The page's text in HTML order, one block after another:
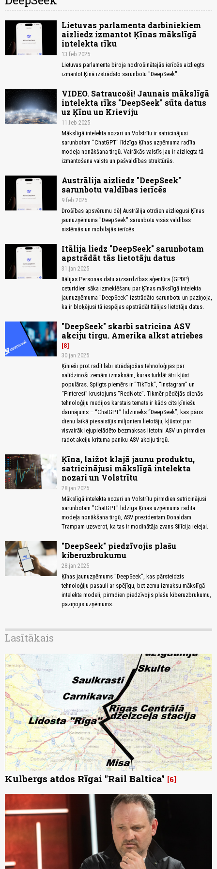
Lietuvas parlamenta darbiniekiem
aizliedz izmantot Ķīnas mākslīgā
intelekta rīku
13.feb 2025
Lietuvas parlamenta biroja nodrošinātajās ierīcēs aizliegts
izmantot Ķīnā izstrādāto sarunbotu "DeepSeek".
VIDEO. Satraucoši! Jaunais mākslīgā
intelekta rīks "DeepSeek" sūta datus
uz Ķīnu un Krieviju
11.feb 2025
Mākslīgā intelekta nozari un Volstrītu ir satricinājusi
sarunbotam "ChatGPT" līdzīga Ķīnas uzņēmuma radīta
modeļa nonākšana tirgū. Vairākās valstīs jau ir aizliegta tā
izmantošana valsts un pašvaldības struktūrās.
Austrālija aizliedz "DeepSeek"
sarunbotu valdības ierīcēs
9.feb 2025
Drošības apsvērumu dēļ Austrālija otrdien aizliegusi Ķīnas
jaunuzņēmuma "DeepSeek" sarunbotu visās valdības
sistēmās un mobilajās ierīcēs.
Itālija liedz "DeepSeek" sarunbotam
apstrādāt tās lietotāju datus
31.jan 2025
Itālijas Personas datu aizsardzības aģentūra (GPDP)
ceturtdien sāka izmeklēšanu par Ķīnas mākslīgā intelekta
jaunuzņēmuma "DeepSeek" izstrādāto sarunbotu un paziņoja,
ka ir bloķējusi tā iespējas apstrādāt Itālijas lietotāju datus.
"DeepSeek" skarbi satricina ASV
akciju tirgu. Amerika alkst atriebes
8
30.jan 2025
Ķīnieši prot radīt labi strādājošas tehnoloģijas par
salīdzinoši zemām izmaksām, kuras turklāt ātri kļūst
populāras. Spilgts piemērs ir “TikTok”, “Instagram” un
“Pinterest” krustojums “RedNote”. Tikmēr pēdējās dienās
tehnoloģiju medijos karstais temats ir kāds cits ķīniešu
darinājums – “ChatGPT” līdzinieks “DeepSeek”, kas pāris
dienu laikā piesaistījis miljoniem lietotāju, kļūstot par
visvairāk lejupielādēto bezmaksas lietotni ASV un pirmdien
radot akciju krituma paniku ASV akciju tirgū.
Ķīna, laižot klajā jaunu produktu,
satricinājusi mākslīgā intelekta
nozari un Volstrītu
28.jan 2025
Mākslīgā intelekta nozari un Volstrītu pirmdien satricinājusi
sarunbotam "ChatGPT" līdzīga Ķīnas uzņēmuma radīta
modeļa nonākšana tirgū, ASV prezidentam Donaldam
Trampam uzsverot, ka tas ir modinātāja zvans Silīcija ielejai.
"DeepSeek" piedzīvojis plašu
kiberuzbrukumu
28.jan 2025
Ķīnas jaunuzņēmums "DeepSeek", kas pārsteidzis
tehnoloģiju pasauli ar spējīgu, bet zemu izmaksu mākslīgā
intelekta modeli, pirmdien piedzīvojis plašu kiberuzbrukumu,
paziņojis uzņēmums.
Lasītākais
Kulbergs atdos Rīgai "Rail Baltica" 6